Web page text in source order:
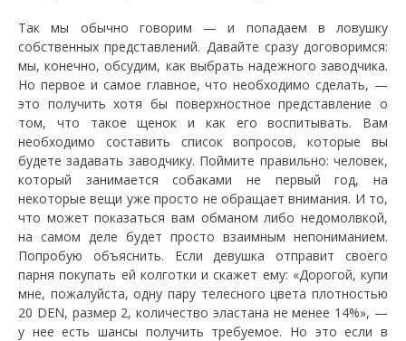
Так мы обычно говорим — и попадаем в ловушку
собственных представлений. Давайте сразу договоримся:
мы, конечно, обсудим, как выбрать надежного заводчика.
Но первое и самое главное, что необходимо сделать, —
это получить хотя бы поверхностное представление о
том, что такое щенок и как его воспитывать. Вам
необходимо составить список вопросов, которые вы
будете задавать заводчику. Поймите правильно: человек,
который занимается собаками не первый год, на
некоторые вещи уже просто не обращает внимания. И то,
что может показаться вам обманом либо недомолвкой,
на самом деле будет просто взаимным непониманием.
Попробую объяснить. Если девушка отправит своего
парня покупать ей колготки и скажет ему: «Дорогой, купи
мне, пожалуйста, одну пару телесного цвета плотностью
20 DEN, размер 2, количество эластана не менее 14%», —
у нее есть шансы получить требуемое. Но это если в